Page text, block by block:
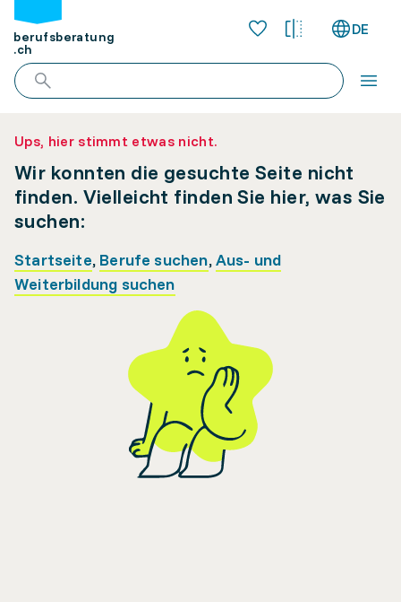
berufsberatung
.ch
DE
Ups, hier stimmt etwas nicht.
Wir konnten die gesuchte Seite nicht
finden. Vielleicht finden Sie hier, was Sie
suchen:
Startseite, Berufe suchen,Aus- und
Weiterbildung suchen